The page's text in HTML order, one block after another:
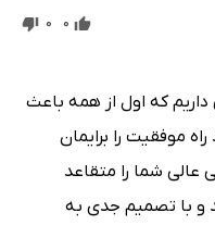
0
0
که اول از همه باعث
موفقیت را برایمان
شما را متقاعد
و با تصمیم جدی به